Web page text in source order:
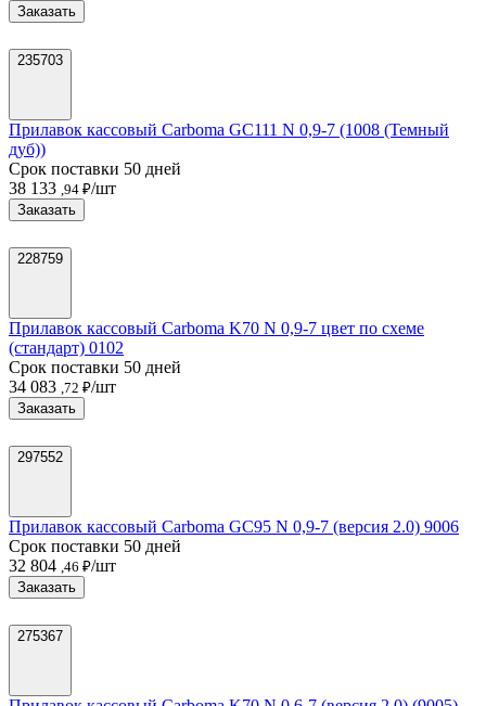
Заказать
235703
Прилавок кассовый Carboma GC111 N 0,9-7 (1008 (Темный
дуб))
Срок поставки 50 дней
38 133 ,94 ₽/шт
Заказать
228759
Прилавок кассовый Carboma K70 N 0,9-7 цвет по схеме
(стандарт) 0102
Срок поставки 50 дней
34 083 ,72 ₽/шт
Заказать
297552
Прилавок кассовый Carboma GC95 N 0,9-7 (версия 2.0) 9006
Срок поставки 50 дней
32 804 ,46 ₽/шт
Заказать
275367